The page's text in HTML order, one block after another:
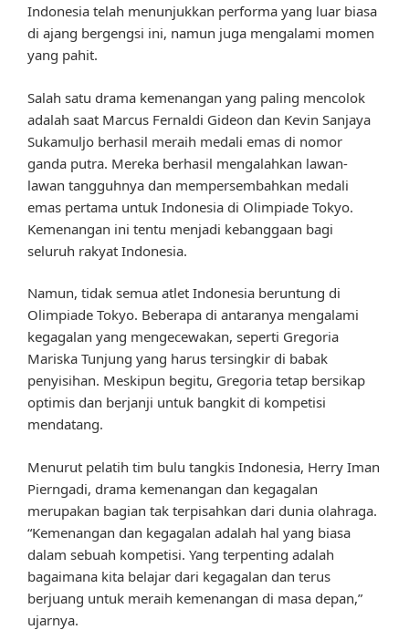
Indonesia telah menunjukkan performa yang luar biasa
di ajang bergengsi ini, namun juga mengalami momen
yang pahit.
Salah satu drama kemenangan yang paling mencolok
adalah saat Marcus Fernaldi Gideon dan Kevin Sanjaya
Sukamuljo berhasil meraih medali emas di nomor
ganda putra. Mereka berhasil mengalahkan lawan-
lawan tangguhnya dan mempersembahkan medali
emas pertama untuk Indonesia di Olimpiade Tokyo.
Kemenangan ini tentu menjadi kebanggaan bagi
seluruh rakyat Indonesia.
Namun, tidak semua atlet Indonesia beruntung di
Olimpiade Tokyo. Beberapa di antaranya mengalami
kegagalan yang mengecewakan, seperti Gregoria
Mariska Tunjung yang harus tersingkir di babak
penyisihan. Meskipun begitu, Gregoria tetap bersikap
optimis dan berjanji untuk bangkit di kompetisi
mendatang.
Menurut pelatih tim bulu tangkis Indonesia, Herry Iman
Pierngadi, drama kemenangan dan kegagalan
merupakan bagian tak terpisahkan dari dunia olahraga.
“Kemenangan dan kegagalan adalah hal yang biasa
dalam sebuah kompetisi. Yang terpenting adalah
bagaimana kita belajar dari kegagalan dan terus
berjuang untuk meraih kemenangan di masa depan,”
ujarnya.